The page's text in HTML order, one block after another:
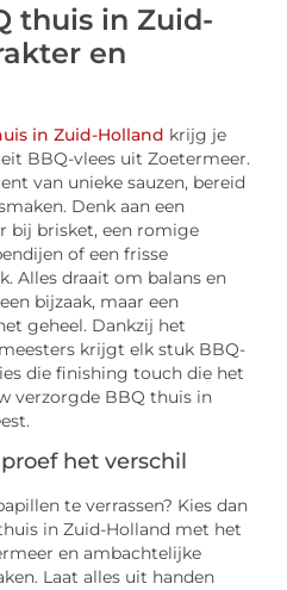
thuis in Zuid-
en
in Zuid-Holland krijg je
BBQ-vlees uit Zoetermeer.
van unieke sauzen, bereid
Denk aan een
bij brisket, een romige
of een frisse
Alles draait om balans en
bijzaak, maar een
geheel. Dankzij het
krijgt elk stuk BBQ-
die finishing touch die het
verzorgde BBQ thuis in
het verschil
te verrassen? Kies dan
in Zuid-Holland met het
en ambachtelijke
Laat alles uit handen